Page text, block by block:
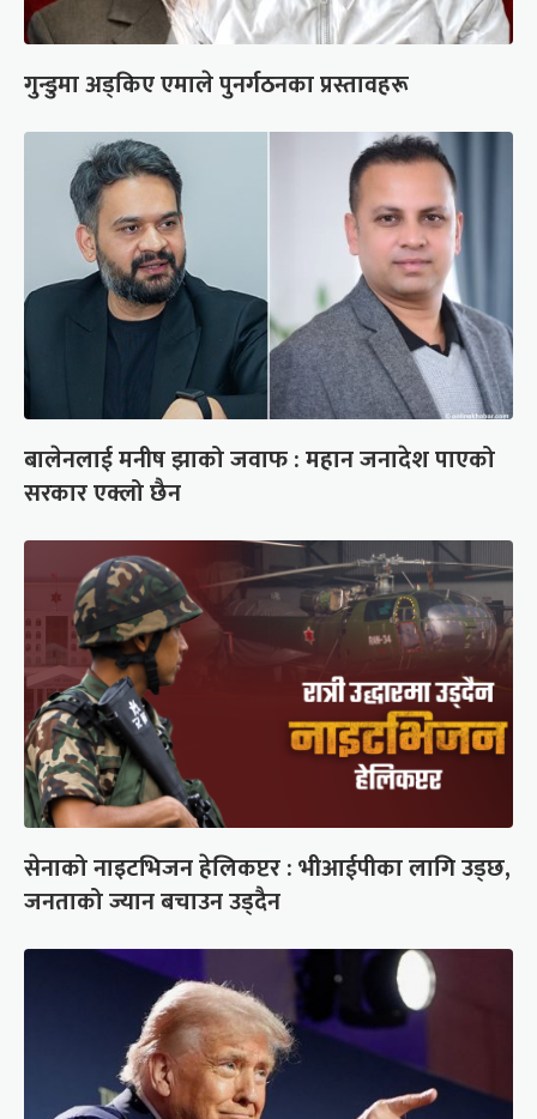
गुन्डुमा अड्किए एमाले पुनर्गठनका प्रस्तावहरू
बालेनलाई मनीष झाको जवाफ : महान जनादेश पाएको
सरकार एक्लो छैन
सेनाको नाइटभिजन हेलिकप्टर : भीआईपीका लागि उड्छ,
जनताको ज्यान बचाउन उड्दैन